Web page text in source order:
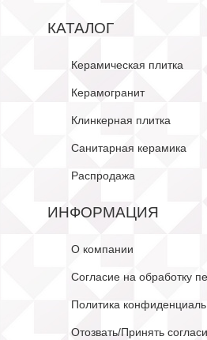
КАТАЛОГ
Керамическая плитка
Керамогранит
Клинкерная плитка
Санитарная керамика
Распродажа
ИНФОРМАЦИЯ
О компании
Согласие на обработку
Политика
Отозвать/Принять